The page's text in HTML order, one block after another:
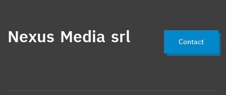
Nexus Media srl Contact